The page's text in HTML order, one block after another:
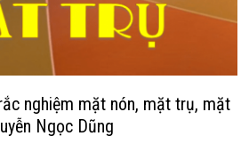
nghiệm mặt nón, mặt trụ, mặt
Ngọc Dũng